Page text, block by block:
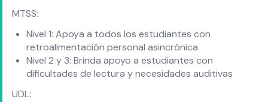
MTSS:
Nivel 1: Apoya a todos los estudiantes con
retroalimentación personal asincrónica
Nivel 2 y 3: Brinda apoyo a estudiantes con
dificultades de lectura y necesidades auditivas
UDL: